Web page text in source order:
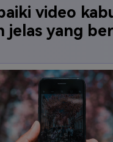
video
jelas yang